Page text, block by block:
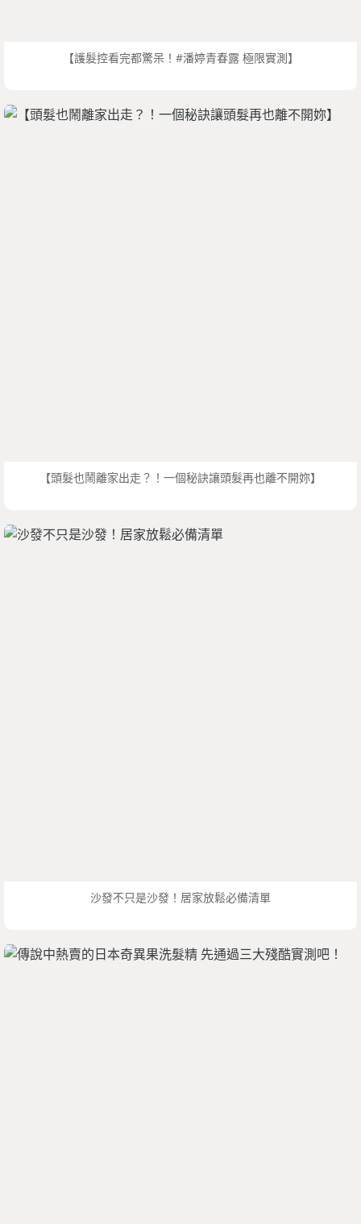
【護髮控看完都驚呆！#潘婷青春露 極限實測】
【頭髮也鬧離家出走？！一個秘訣讓頭髮再也離不開妳】
沙發不只是沙發！居家放鬆必備清單